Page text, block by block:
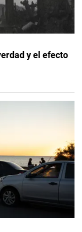
y el efecto